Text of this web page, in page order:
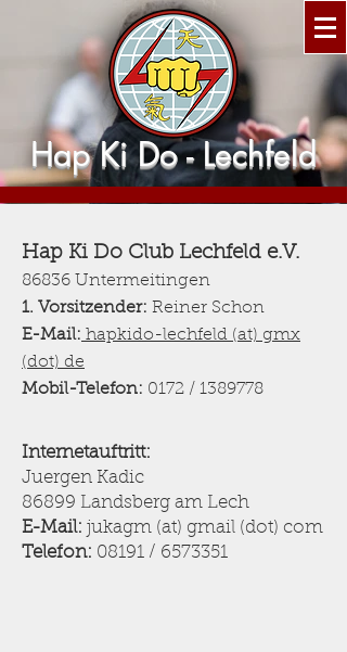
Hap Ki Do - Lechfeld
Hap Ki Do Club Lechfeld e.V.
86836 Untermeitingen
1. Vorsitzender: Reiner Schon
E-Mail: hapkido-lechfeld (at) gmx
(dot) de
Mobil-Telefon: 0172 / 1389778
Internetauftritt:
Juergen Kadic
86899 Landsberg am Lech
E-Mail: jukagm (at) gmail (dot) com
Telefon: 08191 / 6573351